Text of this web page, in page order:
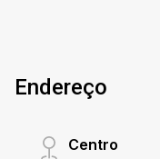
Endereço
Centro